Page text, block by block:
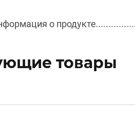
о продукте
товары